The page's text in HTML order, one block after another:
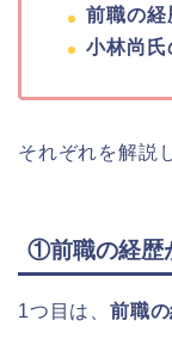
前職の経
小林尚氏
それぞれを解説
①前職の経歴
1つ目は、 前職